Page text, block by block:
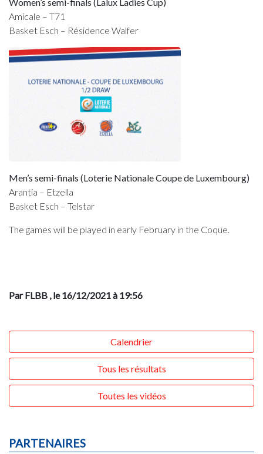
Women’s semi-finals (Lalux Ladies Cup)
Amicale – T71
Basket Esch – Résidence Walfer
Men’s semi-finals (Loterie Nationale Coupe de Luxembourg)
Arantia – Etzella
Basket Esch – Telstar
The games will be played in early February in the Coque.
Par FLBB , le 16/12/2021 à 19:56
Calendrier
Tous les résultats
Toutes les vidéos
PARTENAIRES